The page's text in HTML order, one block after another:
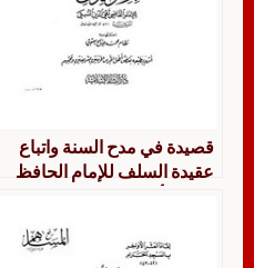
قصيدة في مدح السنة واتباع
عقيدة السلف للإمام الحافظ